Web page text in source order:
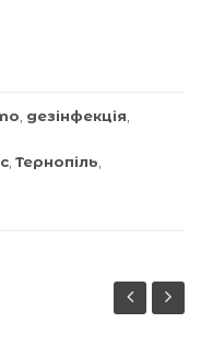
дезінфекція
Тернопіль